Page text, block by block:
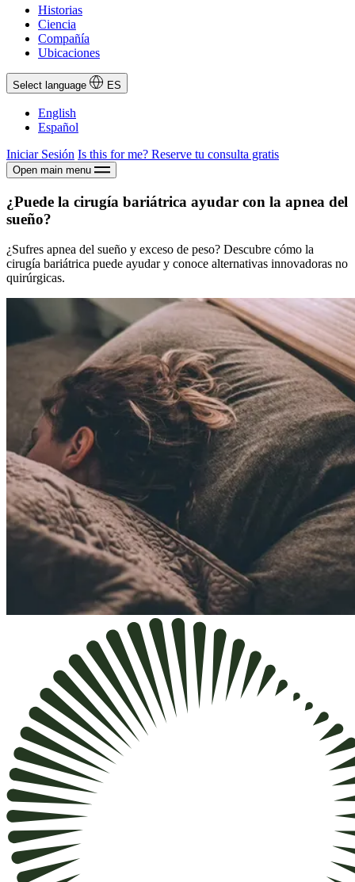
Historias
Ciencia
Compañía
Ubicaciones
Select language ES
English
Español
Iniciar Sesión Is this for me? Reserve tu consulta gratis
Open main menu
¿Puede la cirugía bariátrica ayudar con la apnea del
sueño?
¿Sufres apnea del sueño y exceso de peso? Descubre cómo la
cirugía bariátrica puede ayudar y conoce alternativas innovadoras no
quirúrgicas.